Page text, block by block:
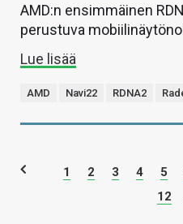
AMD:n ensimmäinen
perustuva
Lue lisää
AMD Navi22 RDNA2
1 2 3 4 5
12